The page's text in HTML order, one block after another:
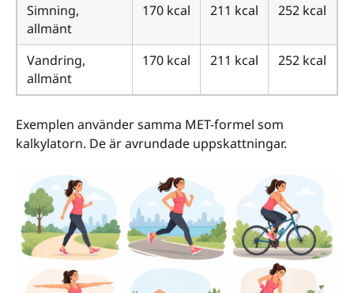
Simning,
allmänt
170 kcal 211 kcal 252 kcal
Vandring,
allmänt
170 kcal 211 kcal 252 kcal
Exemplen använder samma MET-formel som
kalkylatorn. De är avrundade uppskattningar.